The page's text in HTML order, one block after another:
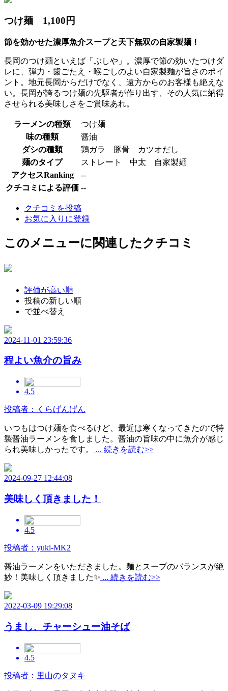
つけ麺 1,100円
節を効かせた濃厚魚介スープと天下無双の自家製麺！
長岡のつけ麺といえば「ぶしや」。濃厚で節の効いたつけダ
レに、弾力・歯ごたえ・喉ごしのよい自家製麺が旨さのポイ
ント。地元長岡からだけでなく、遠方からのお客様も絶えな
い。長岡が誇るつけ麺の先駆者が作り出す、その人気に納得
させられる美味しさをご賞味あれ。
ラーメンの種類
つけ麺
味の種類
醤油
ダシの種類
鶏ガラ 豚骨 カツオだし
麺のタイプ
ストレート 中太 自家製麺
アクセスRanking
--
クチコミによる評価 --
クチコミを投稿
お気に入りに登録
このメニューに関連したクチコミ
評価が高い順
投稿の新しい順
で並べ替え
2024-11-01 23:59:36
程よい魚介の旨み
4.5
投稿者：くらげんげん
いつもはつけ麺を食べるけど、最近は寒くなってきたので特
製醤油ラーメンを食しました。醤油の旨味の中に魚介が感じ
られ美味しかったです。
... 続きを読む>>
2024-09-27 12:44:08
美味しく頂きました！
4.5
投稿者：yuki-MK2
醤油ラーメンをいただきました。麺とスープのバランスが絶
妙！美味しく頂きました✨ ... 続きを読む>>
2022-03-09 19:29:08
うまし、チャーシュー油そば
4.5
投稿者：里山のタヌキ